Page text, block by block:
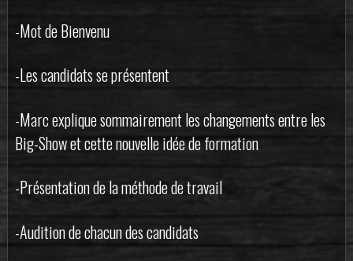
-Mot de Bienvenu
-Les candidats se présentent
-Marc explique sommairement les changements entre les
Big-Show et cette nouvelle idée de formation
-Présentation de la méthode de travail
-Audition de chacun des candidats